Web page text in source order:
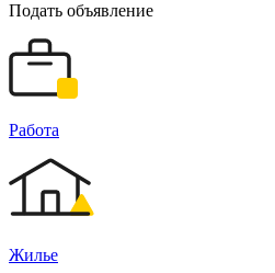
Подать объявление
Работа
Жилье